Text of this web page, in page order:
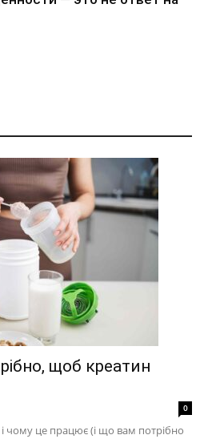
щоб креатин
0
чому це працює (і що вам потрібно